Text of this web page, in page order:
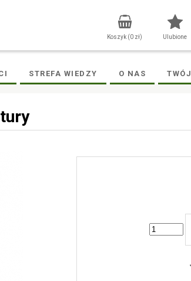
Ulubione
Koszyk (0 zł)
STREFA WIEDZY O NAS